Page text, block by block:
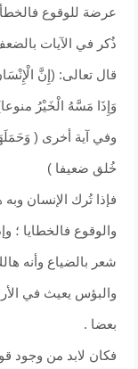
عرضة للوقوع
ذُكر في الآيات
وَإِذَا مَسَّهُ الْخَيْرُ
وفي آية أخرى (
خُلق ضعيفا )
فإذا تُرك الإنسان
والوقوع فالخطايا ؛
شعر بالضياع وأنه
والبؤس يعيث في
بعضا .
فكان لابد من وجود